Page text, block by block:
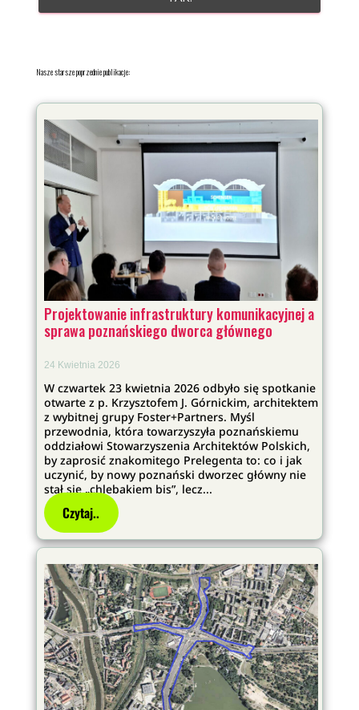
Nasze starsze poprzednie publikacje:
Projektowanie infrastruktury komunikacyjnej a
sprawa poznańskiego dworca głównego
24 Kwietnia 2026
W czwartek 23 kwietnia 2026 odbyło się spotkanie
otwarte z p. Krzysztofem J. Górnickim, architektem
z wybitnej grupy Foster+Partners. Myśl
przewodnia, która towarzyszyła poznańskiemu
oddziałowi Stowarzyszenia Architektów Polskich,
by zaprosić znakomitego Prelegenta to: co i jak
uczynić, by nowy poznański dworzec główny nie
stał się „chlebakiem bis”, lecz...
Czytaj..